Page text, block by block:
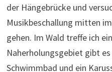
der Hängebrücke und
Musikbeschallung mitten
gehen. Im Wald treffe ich
Naherholungsgebiet gibt
Schwimmbad und ein